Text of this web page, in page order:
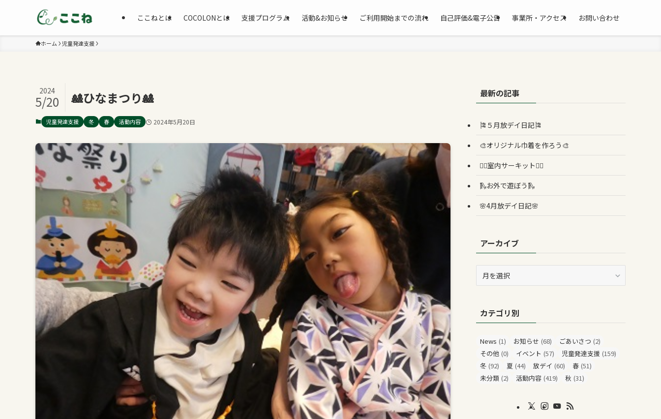
ここねとは COCOLONとは 支援プログラム 活動&お知らせ ご利用開始までの流れ 自己評価&電子公告 事業所・アクセス お問い合わせ
ホーム 児童発達支援
🎎ひなまつり🎎
2024
5/20
児童発達支援 冬 春 活動内容 2024年5月20日
最新の記事
🎏５月放デイ日記🎏
🎨オリジナル巾着を作ろう🎨
🏳️‍🌈室内サーキット🏳️‍🌈
🛝お外で遊ぼう🛝
🌸4月放デイ日記🌸
アーカイブ
ブカテゴリ別
News (1) お知らせ (68) ごあいさつ (2)
その他 (0) イベント (57) 児童発達支援 (159)
冬 (92) 夏 (44) 放デイ (60) 春 (51)
未分類 (2) 活動内容 (419) 秋 (31)